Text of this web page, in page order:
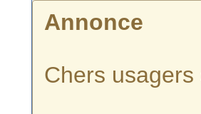
Annonce
Chers